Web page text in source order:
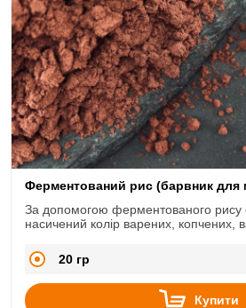
Ферментований рис (барвник для
За допомогою ферментованого рису
насичений колір варених, копчених,
20 гр
Купити